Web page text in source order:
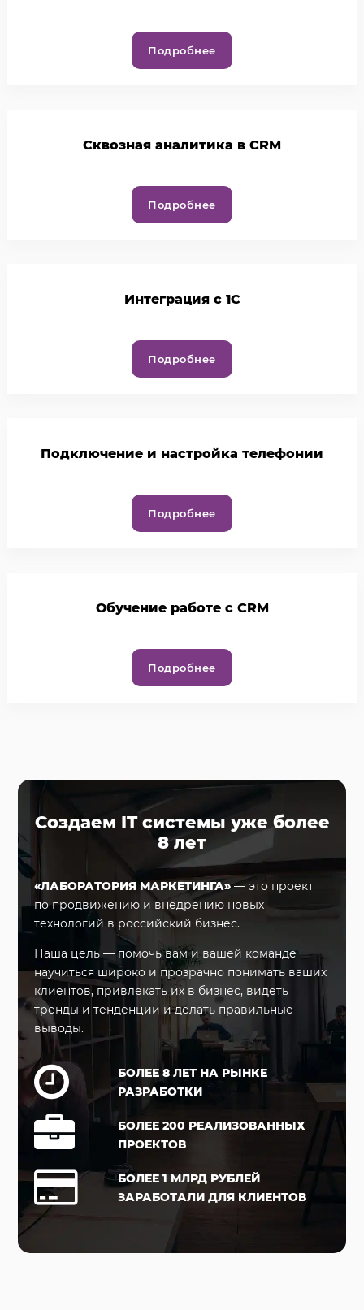
Подробнее
Cквозная аналитика в CRM
Подробнее
Интеграция с 1С
Подробнее
Подключение и настройка телефонии
Подробнее
Обучение работе с CRM
Подробнее
Создаем IT системы уже более
8 лет
«ЛАБОРАТОРИЯ МАРКЕТИНГА»— это проект
по продвижению и внедрению новых
технологий в российский бизнес.
Наша цель — помочь вам и вашей команде
научиться широко и прозрачно понимать ваших
клиентов, привлекать их в бизнес, видеть
тренды и тенденции и делать правильные
выводы.
БОЛЕЕ 8 ЛЕТ НА РЫНКЕ
РАЗРАБОТКИ
БОЛЕЕ 200 РЕАЛИЗОВАННЫХ
ПРОЕКТОВ
БОЛЕЕ 1 МЛРД РУБЛЕЙ
ЗАРАБОТАЛИ ДЛЯ КЛИЕНТОВ